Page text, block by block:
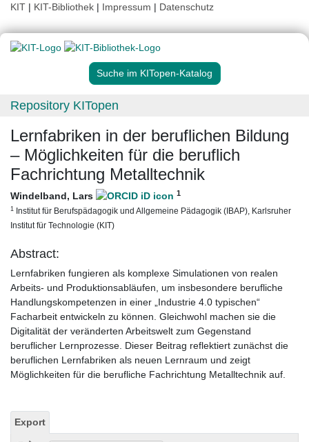
KIT | KIT-Bibliothek | Impressum | Datenschutz
Suche im KITopen-Katalog
Repository KITopen
Lernfabriken in der beruflichen Bildung
– Möglichkeiten für die beruflich
Fachrichtung Metalltechnik
Windelband, Lars 1
1 Institut für Berufspädagogik und Allgemeine Pädagogik (IBAP), Karlsruher
Institut für Technologie (KIT)
Abstract:
Lernfabriken fungieren als komplexe Simulationen von realen
Arbeits- und Produktionsabläufen, um insbesondere berufliche
Handlungskompetenzen in einer „Industrie 4.0 typischen“
Facharbeit entwickeln zu können. Gleichwohl machen sie die
Digitalität der veränderten Arbeitswelt zum Gegenstand
beruflicher Lernprozesse. Dieser Beitrag reflektiert zunächst die
beruflichen Lernfabriken als neuen Lernraum und zeigt
Möglichkeiten für die berufliche Fachrichtung Metalltechnik auf.
Export